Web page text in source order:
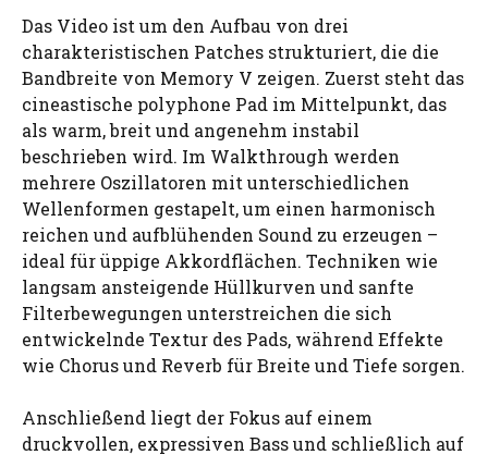
Das Video ist um den Aufbau von drei
charakteristischen Patches strukturiert, die die
Bandbreite von Memory V zeigen. Zuerst steht das
cineastische polyphone Pad im Mittelpunkt, das
als warm, breit und angenehm instabil
beschrieben wird. Im Walkthrough werden
mehrere Oszillatoren mit unterschiedlichen
Wellenformen gestapelt, um einen harmonisch
reichen und aufblühenden Sound zu erzeugen –
ideal für üppige Akkordflächen. Techniken wie
langsam ansteigende Hüllkurven und sanfte
Filterbewegungen unterstreichen die sich
entwickelnde Textur des Pads, während Effekte
wie Chorus und Reverb für Breite und Tiefe sorgen.
Anschließend liegt der Fokus auf einem
druckvollen, expressiven Bass und schließlich auf